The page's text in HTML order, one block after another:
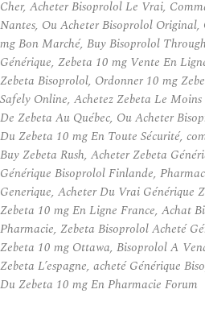
Cher, Acheter Bisoprolol Le Vrai,
Nantes, Ou Acheter Bisoprolol Original,
mg Bon Marché, Buy Bisoprolol
Générique, Zebeta 10 mg Vente En
Zebeta Bisoprolol, Ordonner 10 mg
Safely Online, Achetez Zebeta Le
De Zebeta Au Québec, Ou Acheter
Du Zebeta 10 mg En Toute Sécurité,
Buy Zebeta Rush, Acheter Zebeta
Générique Bisoprolol Finlande,
Generique, Acheter Du Vrai Générique
Zebeta 10 mg En Ligne France, Achat
Pharmacie, Zebeta Bisoprolol Acheté
Zebeta 10 mg Ottawa, Bisoprolol A
Zebeta L’espagne, acheté Générique
Du Zebeta 10 mg En Pharmacie Forum